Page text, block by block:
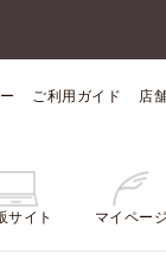
ご利用ガイド 店
サイト マイページ